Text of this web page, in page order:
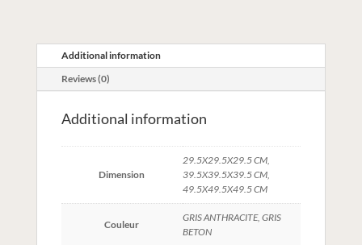
Additional information
Reviews (0)
Additional information
Dimension
29.5X29.5X29.5 CM,
39.5X39.5X39.5 CM,
49.5X49.5X49.5 CM
Couleur
GRIS ANTHRACITE, GRIS
BETON